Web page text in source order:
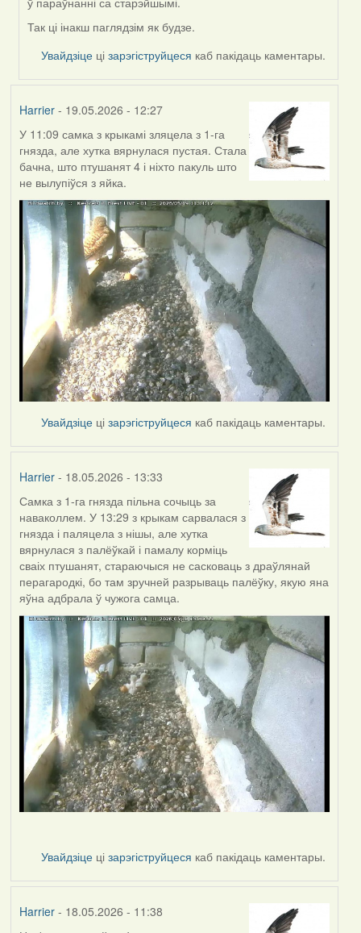
Так ці інакш паглядзім як будзе.
Увайдзіце цізарэгіструйцеся каб пакідаць каментары.
Harrier- 19.05.2026 - 12:27
У 11:09 самка з крыкамі зляцела з 1-га
гнязда, але хутка вярнулася пустая. Стала
бачна, што птушанят 4 і ніхто пакуль што
не вылупіўся з яйка.
Увайдзіце цізарэгіструйцеся каб пакідаць каментары.
Harrier- 18.05.2026 - 13:33
Самка з 1-га гнязда пільна сочыць за
наваколлем. У 13:29 з крыкам сарвалася з
гнязда і паляцела з нішы, але хутка
вярнулася з палёўкай і памалу корміць
сваіх птушанят, стараючыся не сасковаць з драўлянай
перагародкі, бо там зручней разрываць палёўку, якую яна
яўна адбрала ў чужога самца.
Увайдзіце цізарэгіструйцеся каб пакідаць каментары.
Harrier- 18.05.2026 - 11:38